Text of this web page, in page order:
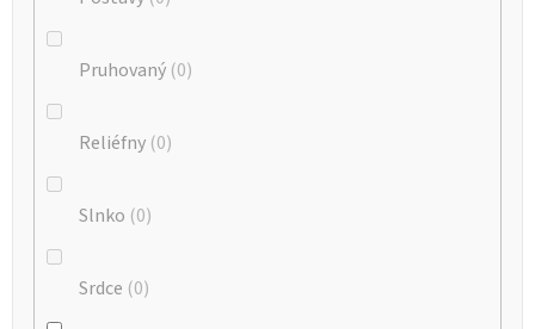
Pruhovaný 0
Reliéfny 0
Slnko 0
Srdce 0